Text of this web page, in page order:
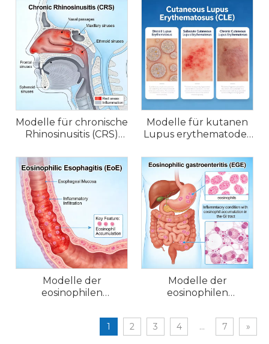
Modelle für chronische
Rhinosinusitis (CRS)
bei Mäusen
Modelle für kutanen
Lupus erythematodes
Modelle der
eosinophilen
Modelle der
eosinophilen
bei Mäusen
1 2 3 4 ... 7 »